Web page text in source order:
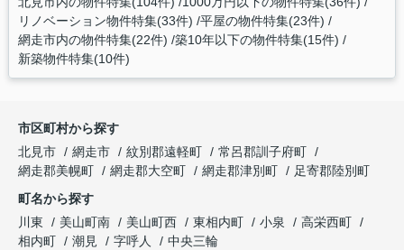
リノベーション物件特集(33件) 平屋の物件特集(23件)
網走市内の物件特集(22件) 築10年以下の物件特集(15件)
新築物件特集(10件)
市区町村から探す
北見市
網走市 紋別郡遠軽町
常呂郡訓子府町
網走郡美幌町
網走郡大空町 網走郡津別町
足寄郡陸別町
町名から探す
川東
美山町南 美山町西 東相内町 小泉
高栄西町
相内町
潮見 字呼人
中央三輪